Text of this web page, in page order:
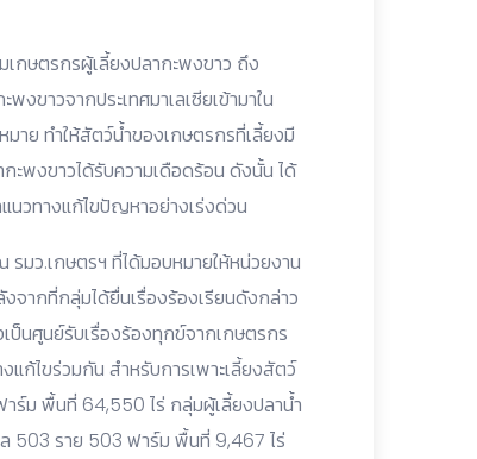
เกษตรกรผู้เลี้ยงปลากะพงขาว ถึง
ขาวจากประเทศมาเลเซียเข้ามาใน
าย ทำให้สัตว์น้ำของเกษตรกรที่เลี้ยงมี
ะพงขาวได้รับความเดือดร้อน ดังนั้น ได้
นวทางแก้ไขปัญหาอย่างเร่งด่วน
มว.เกษตรฯ ที่ได้มอบหมายให้หน่วยงาน
จากที่กลุ่มได้ยื่นเรื่องร้องเรียนดังกล่าว
นศูนย์รับเรื่องร้องทุกข์จากเกษตรกร
ก้ไขร่วมกัน สำหรับการเพาะเลี้ยงสัตว์
าร์ม พื้นที่ 64,550 ไร่ กลุ่มผู้เลี้ยงปลาน้ำ
ล 503 ราย 503 ฟาร์ม พื้นที่ 9,467 ไร่